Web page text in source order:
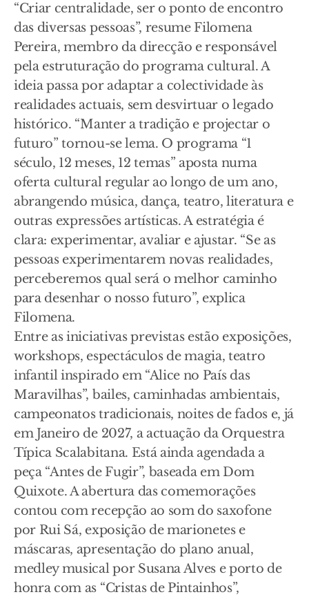
“Criar centralidade, ser o ponto de encontro
das diversas pessoas”, resume Filomena
Pereira, membro da direcção e responsável
pela estruturação do programa cultural. A
ideia passa por adaptar a colectividade às
realidades actuais, sem desvirtuar o legado
histórico. “Manter a tradição e projectar o
futuro” tornou-se lema. O programa “1
século, 12 meses, 12 temas” aposta numa
oferta cultural regular ao longo de um ano,
abrangendo música, dança, teatro, literatura e
outras expressões artísticas. A estratégia é
clara: experimentar, avaliar e ajustar. “Se as
pessoas experimentarem novas realidades,
perceberemos qual será o melhor caminho
para desenhar o nosso futuro”, explica
Filomena.
Entre as iniciativas previstas estão exposições,
workshops, espectáculos de magia, teatro
infantil inspirado em “Alice no País das
Maravilhas”, bailes, caminhadas ambientais,
campeonatos tradicionais, noites de fados e, já
em Janeiro de 2027, a actuação da Orquestra
Típica Scalabitana. Está ainda agendada a
peça “Antes de Fugir”, baseada em Dom
Quixote. A abertura das comemorações
contou com recepção ao som do saxofone
por Rui Sá, exposição de marionetes e
máscaras, apresentação do plano anual,
medley musical por Susana Alves e porto de
honra com as “Cristas de Pintainhos”,